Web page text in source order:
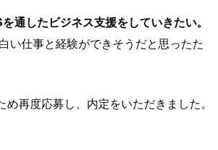
通したビジネス支援をしていきたい。
い仕事と経験ができそうだと思ったた
再度応募し、内定をいただきました。